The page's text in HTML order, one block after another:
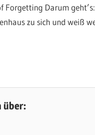
Forgetting Darum
zu sich und weiß
über: